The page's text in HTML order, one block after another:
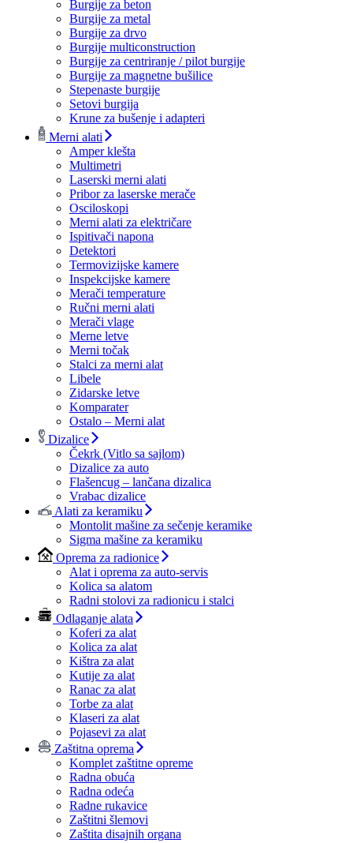
Burgije za beton
Burgije za metal
Burgije za drvo
Burgije multiconstruction
Burgije za centriranje / pilot burgije
Burgije za magnetne bušilice
Stepenaste burgije
Setovi burgija
Krune za bušenje i adapteri
Merni alati
Amper klešta
Multimetri
Laserski merni alati
Pribor za laserske merače
Osciloskopi
Merni alati za električare
Ispitivači napona
Detektori
Termovizijske kamere
Inspekcijske kamere
Merači temperature
Ručni merni alati
Merači vlage
Merne letve
Merni točak
Stalci za merni alat
Libele
Zidarske letve
Komparater
Ostalo – Merni alat
Dizalice
Čekrk (Vitlo sa sajlom)
Dizalice za auto
Flašencug – lančana dizalica
Vrabac dizalice
Alati za keramiku
Montolit mašine za sečenje keramike
Sigma mašine za keramiku
Oprema za radionice
Alat i oprema za auto-servis
Kolica sa alatom
Radni stolovi za radionicu i stalci
Odlaganje alata
Koferi za alat
Kolica za alat
Kištra za alat
Kutije za alat
Ranac za alat
Torbe za alat
Klaseri za alat
Pojasevi za alat
Zaštitna oprema
Komplet zaštitne opreme
Radna obuća
Radna odeća
Radne rukavice
Zaštitni šlemovi
Zaštita disajnih organa